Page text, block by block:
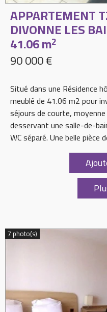
APPARTEMENT
DIVONNE LES
41.06 m2
90 000 €
Situé dans une Résidence
meublé de 41.06 m2 pour
séjours de courte,
desservant une salle-de-
WC séparé. Une belle pièce
7 photo(s)